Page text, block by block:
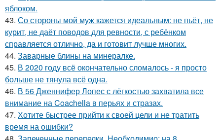
яблоком.
43. Со стороны мой муж кажется идеальным: не пьёт, не
курит, не даёт поводов для ревности, с ребёнком
справляется отлично, да и готовит лучше многих.
44. Заварные блины на минералке.
45. В 2020 году всё окончательно сломалось - я просто
больше не тянула всё одна.
46. В 56 Дженнифер Лопес с лёгкостью захватила все
внимание на Coachella в перьях и стразах.
47. Хотите быстрее прийти к своей цели и не тратить
время на ошибки?